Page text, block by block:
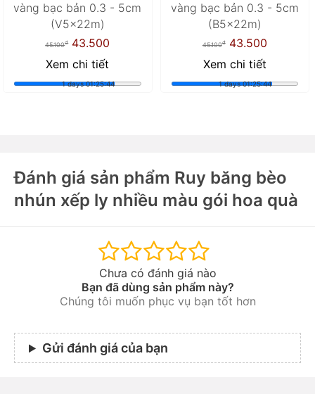
hoa buộc quà và trang trí
sự kiện cuốn lớn 1cm x
80yard(Xanh bạc hà)
39.700
37.800
Xem chi tiết
1.2cm x 30m (loại mỏng)
(Tím)
16.900đ
16.600
Xem chi tiết
1 days 01:25:42
Đánh giá sản phẩm Ruy băng bèo
nhún xếp ly nhiều màu gói hoa quà
Chưa có đánh giá nào
Bạn đã dùng sản phẩm này?
Chúng tôi muốn phục vụ bạn tốt hơn
Gửi đánh giá của bạn